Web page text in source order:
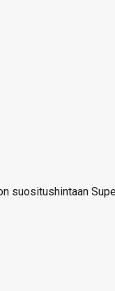
suositushintaan